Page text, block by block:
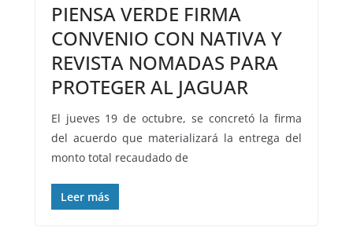
PIENSA VERDE FIRMA
CONVENIO CON NATIVA Y
REVISTA NOMADAS PARA
PROTEGER AL JAGUAR
El jueves 19 de octubre, se concretó la firma
del acuerdo que materializará la entrega del
monto total recaudado de
Leer más